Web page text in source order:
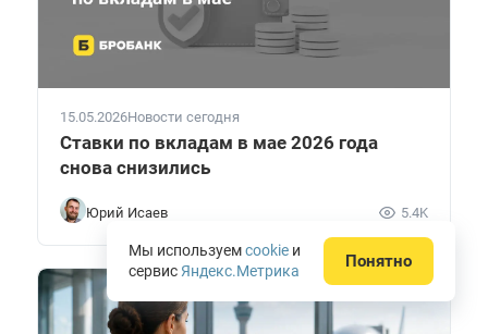
15.05.2026Новости сегодня
Ставки по вкладам в мае 2026 года
снова снизились
Юрий Исаев 5.4K
Мы используемcookie и
сервис Яндекс.Метрика Понятно